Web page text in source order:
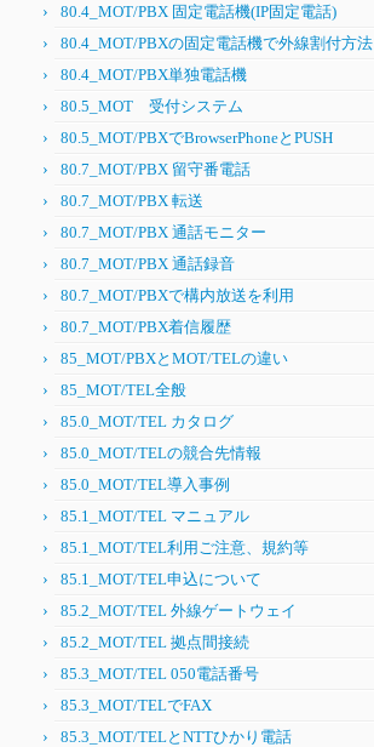
80.4_MOT/PBX 固定電話機(IP固定電話)
80.4_MOT/PBXの固定電話機で外線割付方法
80.4_MOT/PBX単独電話機
80.5_MOT 受付システム
80.5_MOT/PBXでBrowserPhoneとPUSH
80.7_MOT/PBX 留守番電話
80.7_MOT/PBX 転送
80.7_MOT/PBX 通話モニター
80.7_MOT/PBX 通話録音
80.7_MOT/PBXで構内放送を利用
80.7_MOT/PBX着信履歴
85_MOT/PBXとMOT/TELの違い
85_MOT/TEL全般
85.0_MOT/TEL カタログ
85.0_MOT/TELの競合先情報
85.0_MOT/TEL導入事例
85.1_MOT/TEL マニュアル
85.1_MOT/TEL利用ご注意、規約等
85.1_MOT/TEL申込について
85.2_MOT/TEL 外線ゲートウェイ
85.2_MOT/TEL 拠点間接続
85.3_MOT/TEL 050電話番号
85.3_MOT/TELでFAX
85.3_MOT/TELとNTTひかり電話